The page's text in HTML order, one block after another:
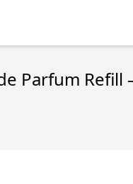
Parfum Refill